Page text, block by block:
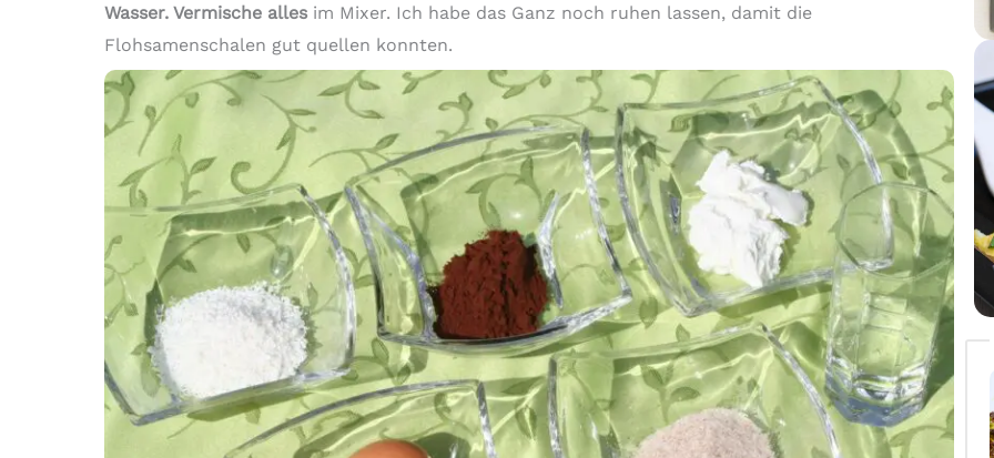
Wasser. Vermische alles im Mixer. Ich habe das Ganz noch ruhen lassen, damit die
Flohsamenschalen gut quellen konnten.